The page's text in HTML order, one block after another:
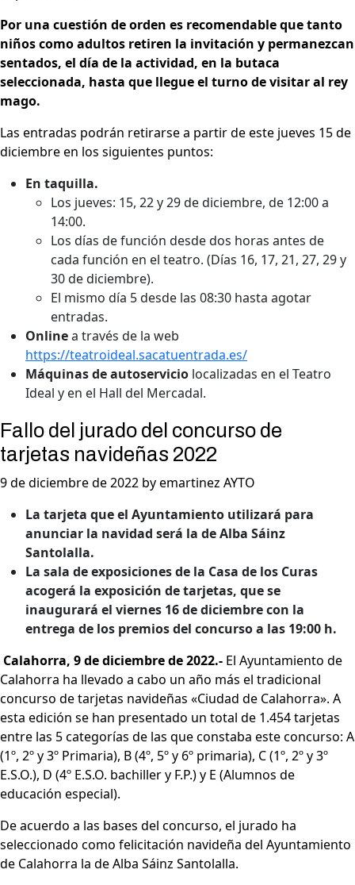
Por una cuestión de orden es recomendable que tanto
niños como adultos retiren la invitación y permanezcan
sentados, el día de la actividad, en la butaca
seleccionada, hasta que llegue el turno de visitar al rey
mago.
Las entradas podrán retirarse a partir de este jueves 15 de
diciembre en los siguientes puntos:
En taquilla.
Los jueves: 15, 22 y 29 de diciembre, de 12:00 a
14:00.
Los días de función desde dos horas antes de
cada función en el teatro. (Días 16, 17, 21, 27, 29 y
30 de diciembre).
El mismo día 5 desde las 08:30 hasta agotar
entradas.
Onlinea través de la web
https://teatroideal.sacatuentrada.es/
Máquinas de autoservicio localizadas en el Teatro
Ideal y en el Hall del Mercadal.
Fallo del jurado del concurso de
tarjetas navideñas 2022
9 de diciembre de 2022 by emartinez AYTO
La tarjeta que el Ayuntamiento utilizará para
anunciar la navidad será la de Alba Sáinz
Santolalla.
La sala de exposiciones de la Casa de los Curas
acogerá la exposición de tarjetas, que se
inaugurará el viernes 16 de diciembre con la
entrega de los premios del concurso a las 19:00 h.
Calahorra, 9 de diciembre de 2022.- El Ayuntamiento de
Calahorra ha llevado a cabo un año más el tradicional
concurso de tarjetas navideñas «Ciudad de Calahorra». A
esta edición se han presentado un total de 1.454 tarjetas
entre las 5 categorías de las que constaba este concurso: A
(1º, 2º y 3º Primaria), B (4º, 5º y 6º primaria), C (1º, 2º y 3º
E.S.O.), D (4º E.S.O. bachiller y F.P.) y E (Alumnos de
educación especial).
De acuerdo a las bases del concurso, el jurado ha
seleccionado como felicitación navideña del Ayuntamiento
de Calahorra la de Alba Sáinz Santolalla.